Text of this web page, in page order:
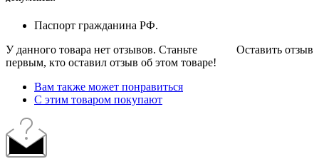
Паспорт гражданина РФ.
Оставить отзыв
У данного товара нет отзывов. Станьте
первым, кто оставил отзыв об этом товаре!
Вам также может понравиться
С этим товаром покупают